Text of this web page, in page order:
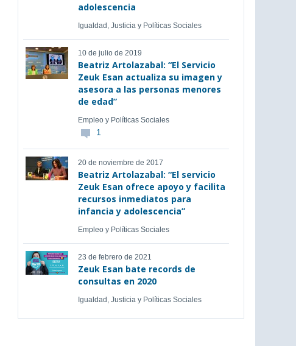
adolescencia
Igualdad, Justicia y Políticas Sociales
10 de julio de 2019
Beatriz Artolazabal: “El Servicio
Zeuk Esan actualiza su imagen y
asesora a las personas menores
de edad”
Empleo y Políticas Sociales
1
20 de noviembre de 2017
Beatriz Artolazabal: “El servicio
Zeuk Esan ofrece apoyo y facilita
recursos inmediatos para
infancia y adolescencia”
Empleo y Políticas Sociales
23 de febrero de 2021
Zeuk Esan bate records de
consultas en 2020
Igualdad, Justicia y Políticas Sociales